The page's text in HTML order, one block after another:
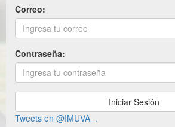
Correo:
Contraseña:
Tweets en @IMUVA_.